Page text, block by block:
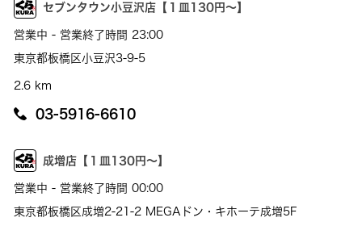
セブンタウン小豆沢店【１皿130円～】
営業中 - 営業終了時間 23:00
東京都板橋区小豆沢3-9-5
2.6 km
03-5916-6610
成増店【１皿130円～】
営業中 - 営業終了時間 00:00
東京都板橋区成増2-21-2 MEGAドン・キホーテ成増5F